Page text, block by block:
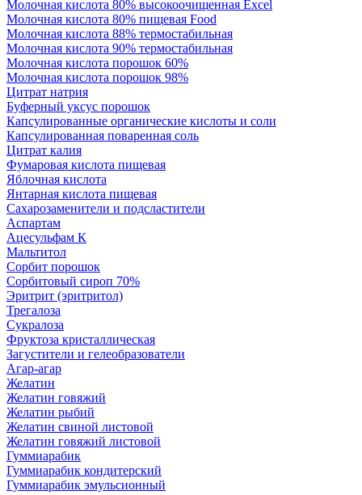
Молочная кислота 80% высокоочищенная Excel
Молочная кислота 80% пищевая Food
Молочная кислота 88% термостабильная
Молочная кислота 90% термостабильная
Молочная кислота порошок 60%
Молочная кислота порошок 98%
Цитрат натрия
Буферный уксус порошок
Капсулированные органические кислоты и соли
Капсулированная поваренная соль
Цитрат калия
Фумаровая кислота пищевая
Яблочная кислота
Янтарная кислота пищевая
Сахарозаменители и подсластители
Аспартам
Ацесульфам К
Мальтитол
Сорбит порошок
Сорбитовый сироп 70%
Эритрит (эритритол)
Трегалоза
Сукралоза
Фруктоза кристаллическая
Загустители и гелеобразователи
Агар-агар
Желатин
Желатин говяжий
Желатин рыбий
Желатин свиной листовой
Желатин говяжий листовой
Гуммиарабик
Гуммиарабик кондитерский
Гуммиарабик эмульсионный